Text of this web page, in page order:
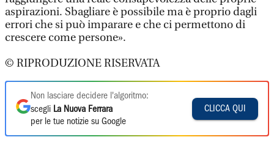
aspirazioni. Sbagliare è possibile ma è proprio dagli
errori che si può imparare e che ci permettono di
crescere come persone».
© RIPRODUZIONE RISERVATA
Non lasciare decidere l'algoritmo:
scegli La Nuova Ferrara
per le tue notizie su Google
CLICCA QUI